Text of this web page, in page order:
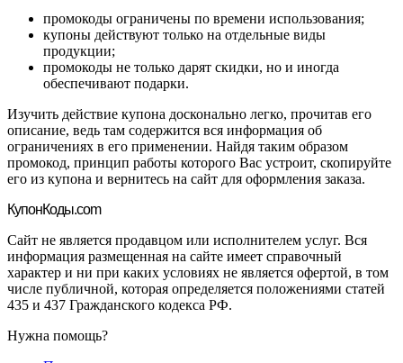
промокоды ограничены по времени использования;
купоны действуют только на отдельные виды
продукции;
промокоды не только дарят скидки, но и иногда
обеспечивают подарки.
Изучить действие купона досконально легко, прочитав его
описание, ведь там содержится вся информация об
ограничениях в его применении. Найдя таким образом
промокод, принцип работы которого Вас устроит, скопируйте
его из купона и вернитесь на сайт для оформления заказа.
КупонКоды.com
Сайт не является продавцом или исполнителем услуг. Вся
информация размещенная на сайте имеет справочный
характер и ни при каких условиях не является офертой, в том
числе публичной, которая определяется положениями статей
435 и 437 Гражданского кодекса РФ.
Нужна помощь?